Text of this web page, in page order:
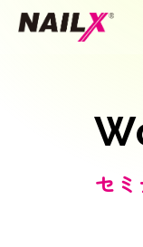
セ